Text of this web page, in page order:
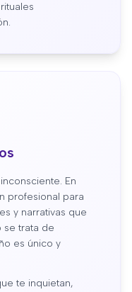
En
profesional para
y narrativas que
se trata de
es único y
te inquietan,